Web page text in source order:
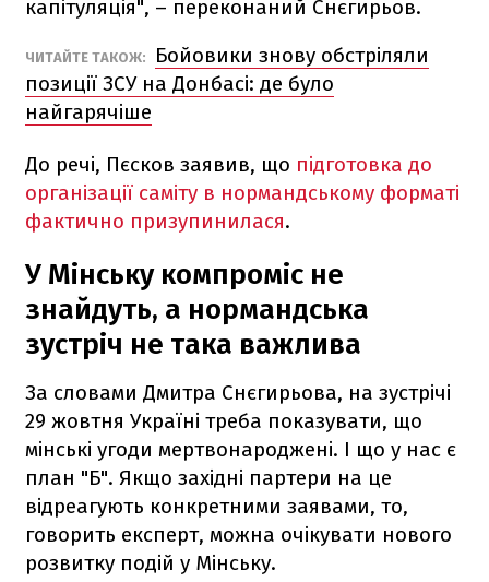
капітуляція", – переконаний Снєгирьов.
ЧИТАЙТЕ ТАКОЖ:
Бойовики знову обстріляли
позиції ЗСУ на Донбасі: де було
найгарячіше
До речі, Пєсков заявив, що підготовка до
організації саміту в нормандському форматі
фактично призупинилася.
У Мінську компроміс не
знайдуть, а нормандська
зустріч не така важлива
За словами Дмитра Снєгирьова, на зустрічі
29 жовтня Україні треба показувати, що
мінські угоди мертвонароджені. І що у нас є
план "Б". Якщо західні партери на це
відреагують конкретними заявами, то,
говорить експерт, можна очікувати нового
розвитку подій у Мінську.